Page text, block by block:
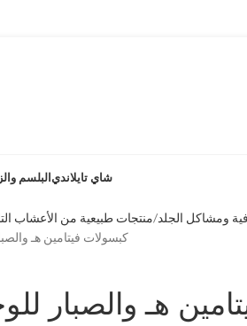
البلسمشاي تايلاندي
منتجات طبيعية من الأعشاب ومشاكل الجلد
كبسولات فيتامين هـ
هـ والصبار